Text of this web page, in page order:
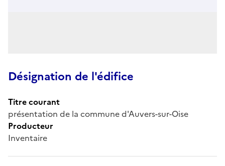
Désignation de l'édifice
Titre courant
présentation de la commune d'Auvers-sur-Oise
Producteur
Inventaire